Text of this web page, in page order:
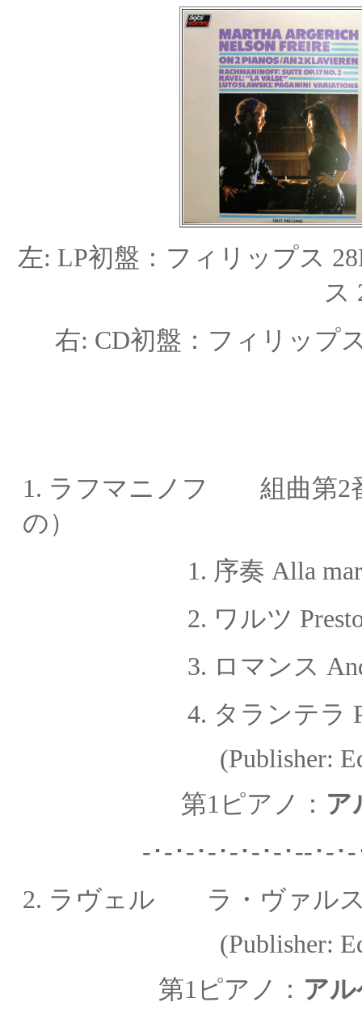
左: LP初盤： フィリップス
ス
右: CD初盤： フィリップ
1. ラフマニノフ 組曲第2
の）
1. 序奏 Alla
2. ワルツ
3. ロマンス
4. タランテラ
(Publisher: Ed.
第1ピアノ： ア
-･-･-･-･-･-･-･--･-
2. ラヴェル ラ・ヴァル
(Publisher: Ed.
第1ピアノ： ア